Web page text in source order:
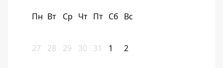
Пн Вт Ср Чт Пт Сб Вс
27 28 29 30 31 1 2